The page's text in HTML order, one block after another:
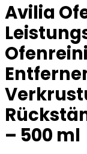
Avilia
– 500 ml